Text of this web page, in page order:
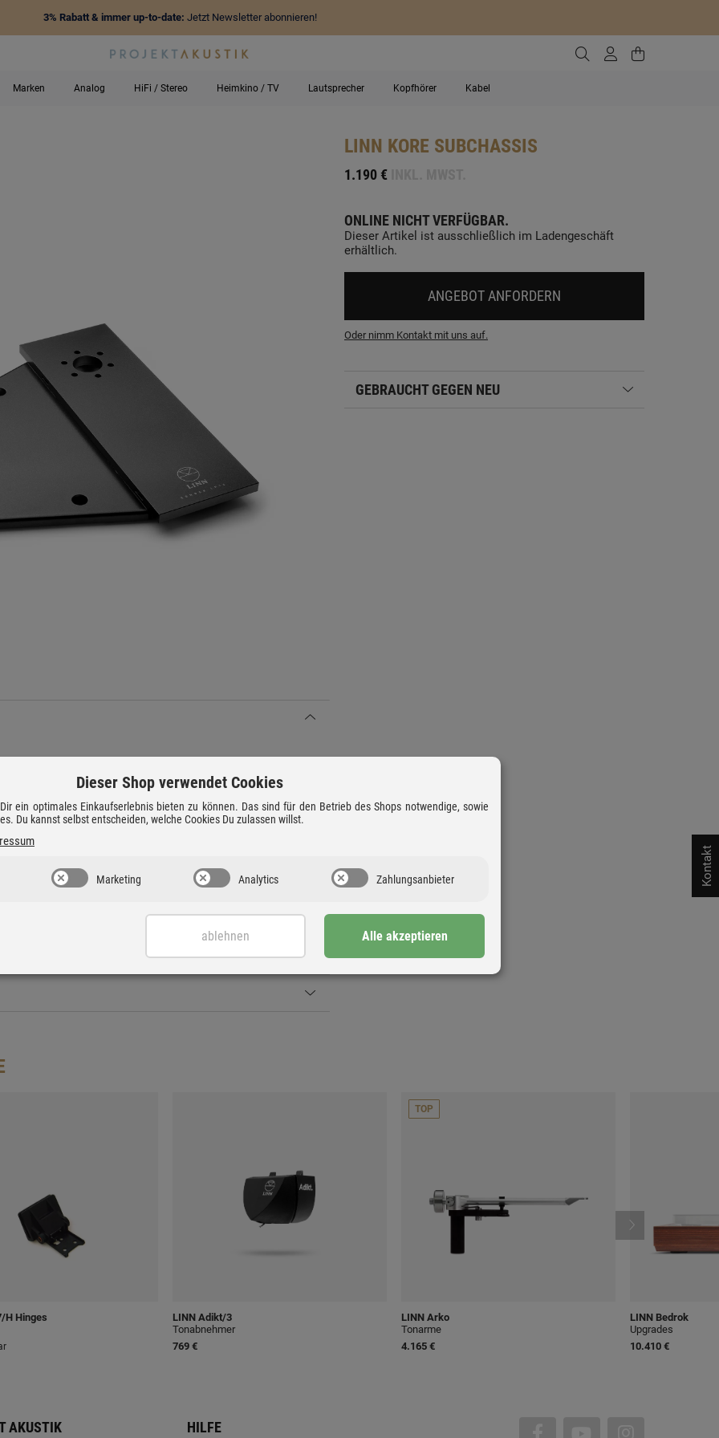
3% Rabatt & immer up-to-date: Jetzt Newsletter abonnieren!
Zur Suche gehen
ZumZum
Marken Analog HiFi / Stereo Heimkino / TV Lautsprecher Kopfhörer Kabel
1973
LINN KORE SUBCHASSIS
1.190 €
ONLINE NICHT VERFÜGBAR.
Dieser Artikel ist ausschließlich im Ladengeschäft
erhältlich.
ANGEBOT ANFORDERN
Oder nimm Kontakt mit uns auf.
GEBRAUCHT GEGEN NEU
H Hinges
LINN Adikt/3
Tonabnehmer
769 €
TOP
LINN Arko
Tonarme
4.165 €
LINN Bedrok
Upgrades
10.410 €
AKUSTIK HILFE
Kontakt
Dieser Shop verwendet Cookies
ein optimales Einkaufserlebnis bieten zu können. Das sind für den Betrieb des Shops notwendige, sowie
Du kannst selbst entscheiden, welche Cookies Du zulassen willst.
Marketing Analytics Zahlungsanbieter
ablehnen Alle akzeptieren